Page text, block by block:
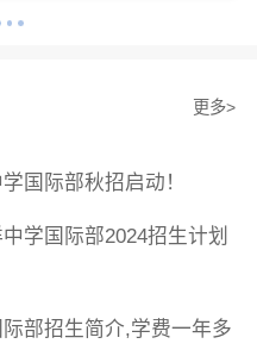
程的教学，而且应邀为中国
更多>
国际部秋招启动！
学国际部2024招生计划
际部招生简介,学费一年多
×
我短信